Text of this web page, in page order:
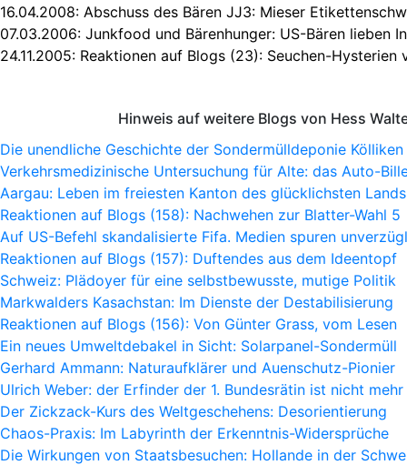
16.04.2008: Abschuss des Bären JJ3: Mieser
07.03.2006: Junkfood und Bärenhunger: US-Bären lieben
24.11.2005: Reaktionen auf Blogs (23): Seuchen-Hysterien
Hinweis auf weitere Blogs von Hess
Die unendliche Geschichte der Sondermülldeponie Kölliken
Verkehrsmedizinische Untersuchung für Alte: das Auto-
Aargau: Leben im freiesten Kanton des glücklichsten Lands
Reaktionen auf Blogs (158): Nachwehen zur Blatter-Wahl 5
Auf US-Befehl skandalisierte Fifa. Medien spuren
Reaktionen auf Blogs (157): Duftendes aus dem Ideentopf
Schweiz: Plädoyer für eine selbstbewusste, mutige Politik
Markwalders Kasachstan: Im Dienste der Destabilisierung
Reaktionen auf Blogs (156): Von Günter Grass, vom Lesen
Ein neues Umweltdebakel in Sicht: Solarpanel-Sondermüll
Gerhard Ammann: Naturaufklärer und Auenschutz-Pionier
Ulrich Weber: der Erfinder der 1. Bundesrätin ist nicht mehr
Der Zickzack-Kurs des Weltgeschehens: Desorientierung
Chaos-Praxis: Im Labyrinth der Erkenntnis-Widersprüche
Die Wirkungen von Staatsbesuchen: Hollande in der